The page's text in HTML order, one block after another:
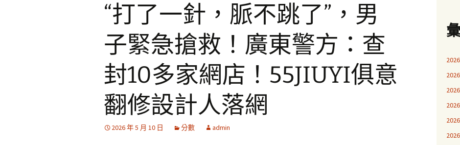
“打了一針，脈不跳了”，男
子緊急搶救！廣東警方：查
封10多家網店！55JIUYI俱意
翻修設計人落網
2026 年 5 月 10 日 分數 admin